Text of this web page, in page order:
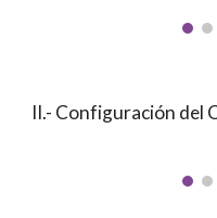
II.- Configuración del